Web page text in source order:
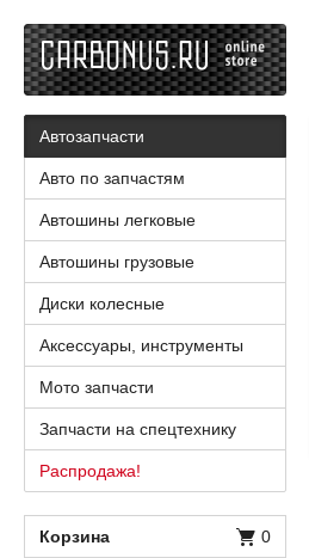
Автозапчасти
Авто по запчастям
Автошины легковые
Автошины грузовые
Диски колесные
Аксессуары, инструменты
Мото запчасти
Запчасти на спецтехнику
Распродажа!
Корзина 0